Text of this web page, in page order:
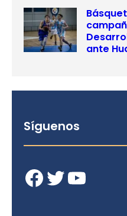
ante
Síguenos
Facebook Twitter YouTube